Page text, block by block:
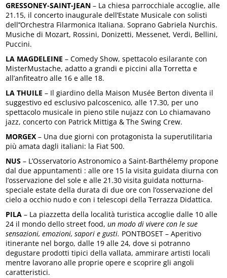
GRESSONEY-SAINT-JEAN – La chiesa parrocchiale accoglie, alle
21.15, il concerto inaugurale dell’Estate Musicale con solisti
dell’‘Orchestra Filarmonica Italiana. Soprano Gabriela Nurchis.
Musiche di Mozart, Rossini, Donizetti, Messenet, Verdi, Bellini,
Puccini.
LA MAGDELEINE – Comedy Show, spettacolo esilarante con
MisterMustache, adatto a grandi e piccini alla Torretta e
all’anfiteatro alle 16 e alle 18.
LA THUILE – Il giardino della Maison Musée Berton diventa il
suggestivo ed esclusivo palcoscenico, alle 17.30, per uno
spettacolo musicale in pieno stile nujazz con Lo chiamavano
jazz, concerto con Patrick Mittiga & The Swing Crew.
MORGEX – Una due giorni con protagonista la superutilitaria
più amata dagli italiani: la Fiat 500.
NUS – L’Osservatorio Astronomico a Saint-Barthélemy propone
dal due appuntamenti : alle ore 15 la visita guidata diurna con
l’osservazione del sole e alle 21.30 visita guidata notturna-
speciale estate della durata di due ore con l’osservazione del
cielo a occhio nudo e con i telescopi della Terrazza Didattica.
PILA – La piazzetta della località turistica accoglie dalle 10 alle
24 il mondo dello street food,un modo di vivere con le sue
sensazioni, emozioni, sapori e gusti. PONTBOSET – Aperitivo
itinerante nel borgo, dalle 19 alle 24, dove si potranno
degustare prodotti tipici della vallata, ammirare artisti locali
mentre lavorano alle proprie opere e scoprire gli angoli
caratteristici.